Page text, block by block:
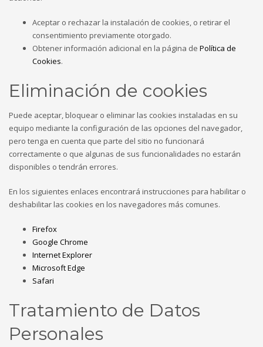
Aceptar o rechazar la instalación de cookies, o retirar el
consentimiento previamente otorgado.
Obtener información adicional en la página de Política de
Cookies.
Eliminación de cookies
Puede aceptar, bloquear o eliminar las cookies instaladas en su
equipo mediante la configuración de las opciones del navegador,
pero tenga en cuenta que parte del sitio no funcionará
correctamente o que algunas de sus funcionalidades no estarán
disponibles o tendrán errores.
En los siguientes enlaces encontrará instrucciones para habilitar o
deshabilitar las cookies en los navegadores más comunes.
Firefox
Google Chrome
Internet Explorer
Microsoft Edge
Safari
Tratamiento de Datos
Personales